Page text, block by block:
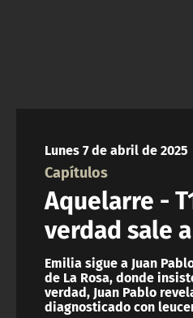
ACTUALIDAD Y TENDENCIAS
CORPORATIVO Y
CANAL DE DENUNCIAS
ÁREA DE PROYECTOS
Lunes 7 de abril de 2025
Capítulos
Aquelarre -
verdad sale
Emilia sigue a Juan
de La Rosa, donde
verdad, Juan Pablo
diagnosticado con